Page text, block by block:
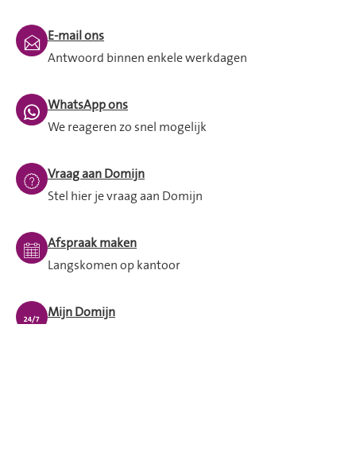
E-mail ons
Antwoord binnen enkele werkdagen
WhatsApp ons
We reageren zo snel mogelijk
Vraag aan Domijn
Stel hier je vraag aan Domijn
Afspraak maken
Langskomen op kantoor
Mijn Domijn